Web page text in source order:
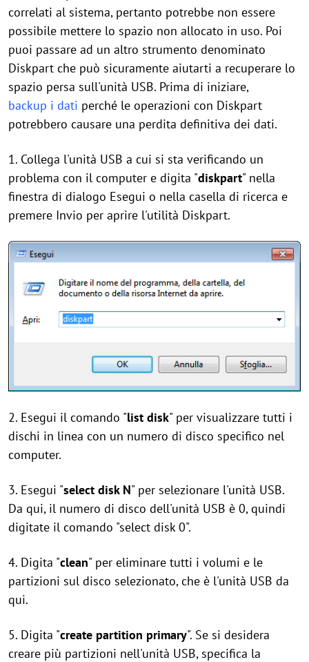
correlati al sistema, pertanto potrebbe non essere
possibile mettere lo spazio non allocato in uso. Poi
puoi passare ad un altro strumento denominato
Diskpart che può sicuramente aiutarti a recuperare lo
spazio persa sull'unità USB. Prima di iniziare,
backup i dati perché le operazioni con Diskpart
potrebbero causare una perdita definitiva dei dati.
1. Collega l'unità USB a cui si sta verificando un
problema con il computer e digita "diskpart" nella
finestra di dialogo Esegui o nella casella di ricerca e
premere Invio per aprire l'utilità Diskpart.
2. Esegui il comando "list disk" per visualizzare tutti i
dischi in linea con un numero di disco specifico nel
computer.
3. Esegui "select disk N" per selezionare l'unità USB.
Da qui, il numero di disco dell'unità USB è 0, quindi
digitate il comando "select disk 0".
4. Digita "clean" per eliminare tutti i volumi e le
partizioni sul disco selezionato, che è l'unità USB da
qui.
5. Digita "create partition primary". Se si desidera
creare più partizioni nell'unità USB, specifica la